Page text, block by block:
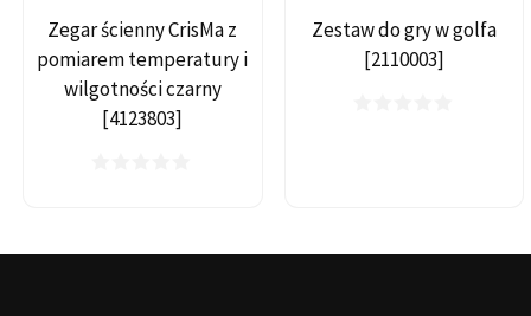
Zegar ścienny CrisMa z
pomiarem temperatury i
wilgotności czarny
[4123803]
Zestaw do gry w golfa
[2110003]